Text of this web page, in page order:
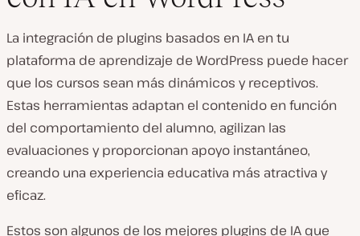
La integración de plugins basados en IA en tu
plataforma de aprendizaje de WordPress puede hacer
que los cursos sean más dinámicos y receptivos.
Estas herramientas adaptan el contenido en función
del comportamiento del alumno, agilizan las
evaluaciones y proporcionan apoyo instantáneo,
creando una experiencia educativa más atractiva y
eficaz.
Estos son algunos de los mejores plugins de IA que